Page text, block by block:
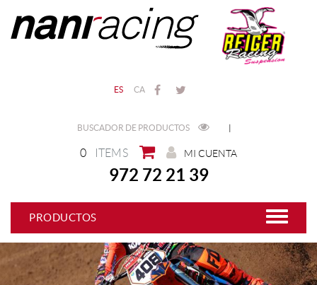
ES CA
BUSCADOR DE PRODUCTOS |
0 ITEMS MI CUENTA
972 72 21 39
PRODUCTOS